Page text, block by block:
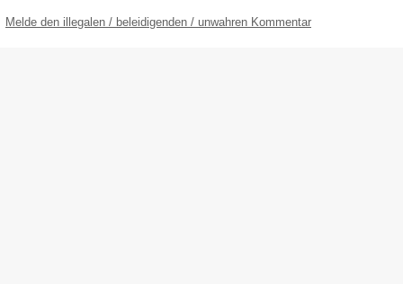
Melde den illegalen / beleidigenden / unwahren Kommentar